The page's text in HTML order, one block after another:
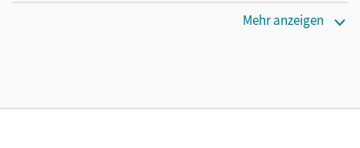
Mehr anzeigen